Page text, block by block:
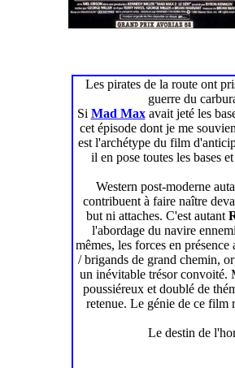
Les pirates de la route ont
guerre du
Si Mad Maxavait jeté les
cet épisode dont je me
est l'archétype du film
il en pose toutes les bases
Western post-moderne
contribuent à faire naître
but ni attaches. C'est autant
l'abordage du navire
mêmes, les forces en
/ brigands de grand chemin,
un inévitable trésor convoité.
poussiéreux et doublé de
retenue. Le génie de ce film
Le destin de